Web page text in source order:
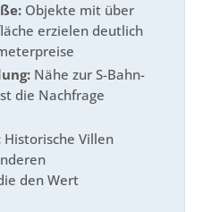
Objekte mit über
erzielen deutlich
Nähe zur S-Bahn-
die Nachfrage
Historische Villen
den Wert